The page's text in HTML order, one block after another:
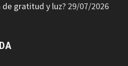
gratitud y luz? 29/07/2026